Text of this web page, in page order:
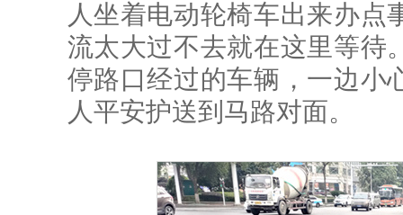
人坐着电动轮椅车出来办点
流太大过不去就在这里等待
停路口经过的车辆，一边小
人平安护送到马路对面。